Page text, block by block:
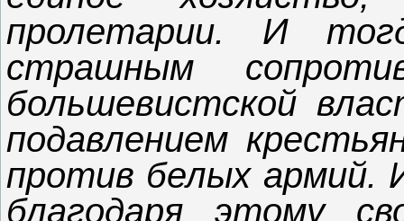
пролетарии. И
страшным
большевистской
подавлением
против белых армий.
благодаря этому